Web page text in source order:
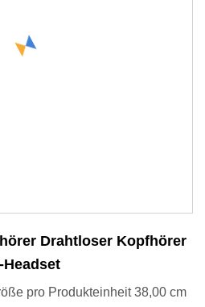
Drahtloser Kopfhörer
pro Produkteinheit 38,00 cm